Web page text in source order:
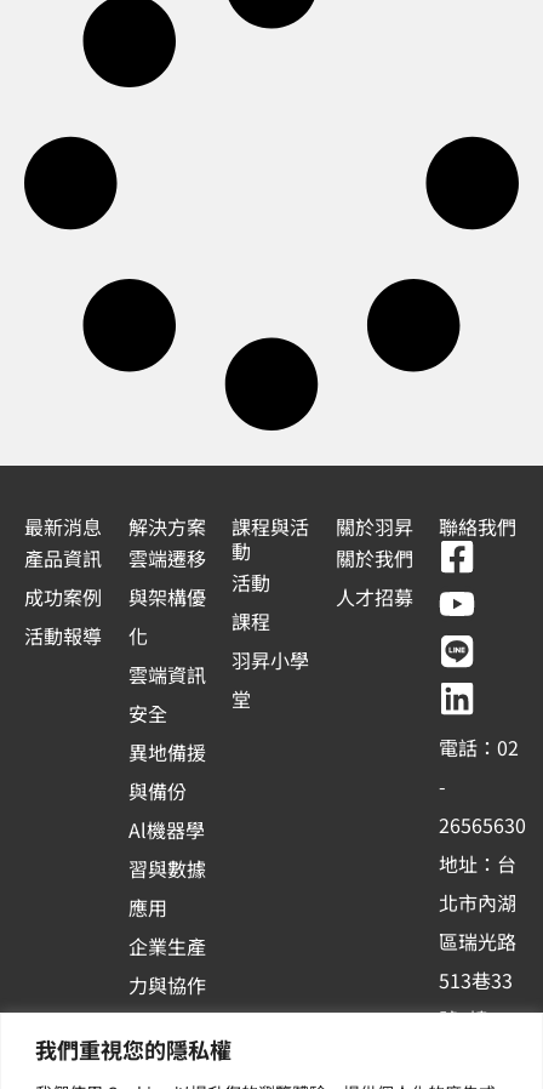
我們重視您的隱私權
最新消息
產品資訊
成功案例
活動報導
解決方案
雲端遷移
與架構優
化
雲端資訊
安全
異地備援
與備份
Al機器學
習與數據
應用
企業生產
力與協作
台應用
課程與活
動
活動
課程
羽昇小學
堂
關於羽昇
關於我們
人才招募
聯絡我們
F
a
c
e
b
o
o
k
-
s
q
u
a
r
Y
o
u
t
u
b
e
L
i
n
e
L
i
n
k
e
d
i
n
電話：02
-
26565630
地址：台
北市內湖
區瑞光路
513巷33
號6樓